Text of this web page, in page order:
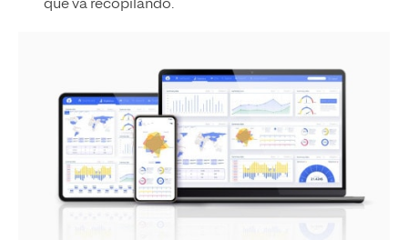
que va recopilando.